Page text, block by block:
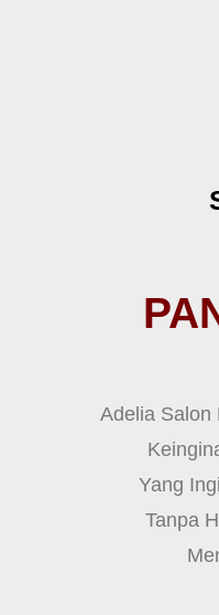
Adelia Salon
Yang
Tanpa